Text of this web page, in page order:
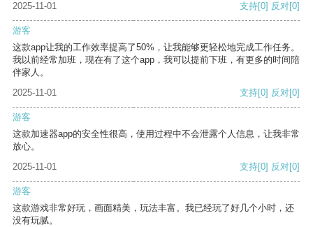
2025-11-01
支持[0] 反对[0]
游客
这款app让我的工作效率提高了50%，让我能够更轻松地完成工作任务。
我以前经常加班，现在有了这个app，我可以提前下班，有更多的时间陪
伴家人。
2025-11-01
支持[0] 反对[0]
游客
这款加速器app的安全性很高，使用过程中不会泄露个人信息，让我非常
放心。
2025-11-01
支持[0] 反对[0]
游客
这款游戏非常好玩，画面精美，玩法丰富。我已经玩了好几个小时，还
没有玩腻。